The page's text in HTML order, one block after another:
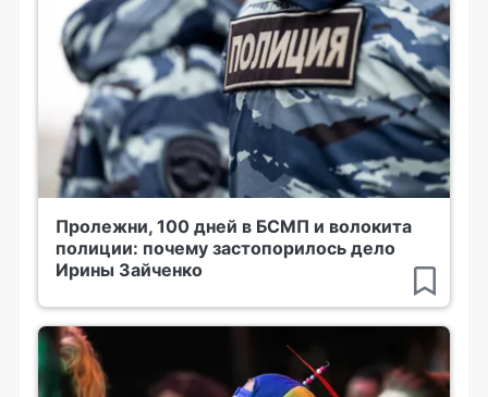
Пролежни, 100 дней в БСМП и волокита
полиции: почему застопорилось дело
Ирины Зайченко